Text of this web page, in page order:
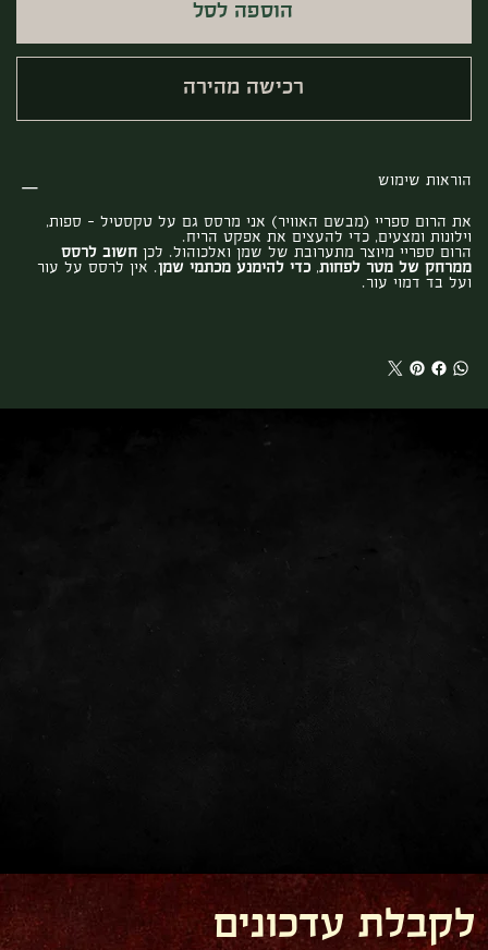
הוספה לסל
רכישה מהירה
הוראות שימוש
את הרום ספריי (מבשם האוויר) אני מרסס גם על טקסטיל – ספות,
וילונות ומצעים, כדי להעצים את אפקט הריח.
הרום ספריי מיוצר מתערובת של שמן ואלכוהול. לכן חשוב לרסס
ממרחק של מטר לפחות, כדי להימנע מכתמי שמן. אין לרסס על עור
ועל בד דמוי עור.
לקבלת עדכונים